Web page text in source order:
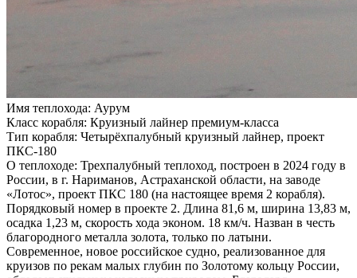
Имя теплохода: Аурум
Класс корабля: Круизный лайнер премиум-класса
Тип корабля: Четырёхпалубный круизный лайнер, проект
ПКС-180
О теплоходе: Трехпалубный теплоход, построен в 2024 году в
России, в г. Нариманов, Астраханской области, на заводе
«Лотос», проект ПКС 180 (на настоящее время 2 корабля).
Порядковый номер в проекте 2. Длина 81,6 м, ширина 13,83 м,
осадка 1,23 м, скорость хода эконом. 18 км/ч. Назван в честь
благородного металла золота, только по латыни.
Современное, новое российское судно, реализованное для
круизов по рекам малых глубин по Золотому кольцу России,